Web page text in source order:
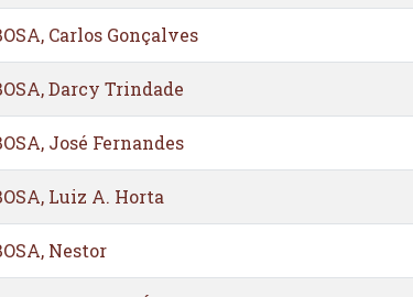
Carlos Gonçalves
Darcy Trindade
José Fernandes
Luiz A. Horta
Nestor